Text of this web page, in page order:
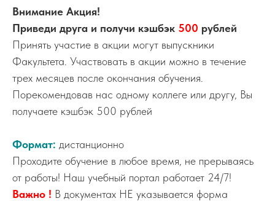
Внимание Акция!
Приведи друга и получи кэшбэк 500 рублей
Принять участие в акции могут выпускники
Факультета. Участвовать в акции можно в течение
трех месяцев после окончания обучения.
Порекомендовав нас одному коллеге или другу, Вы
получаете кэшбэк 500 рублей
Формат: дистанционно
Проходите обучение в любое время, не прерываясь
от работы! Наш учебный портал работает 24/7!
Важно ! В документах НЕ указывается форма